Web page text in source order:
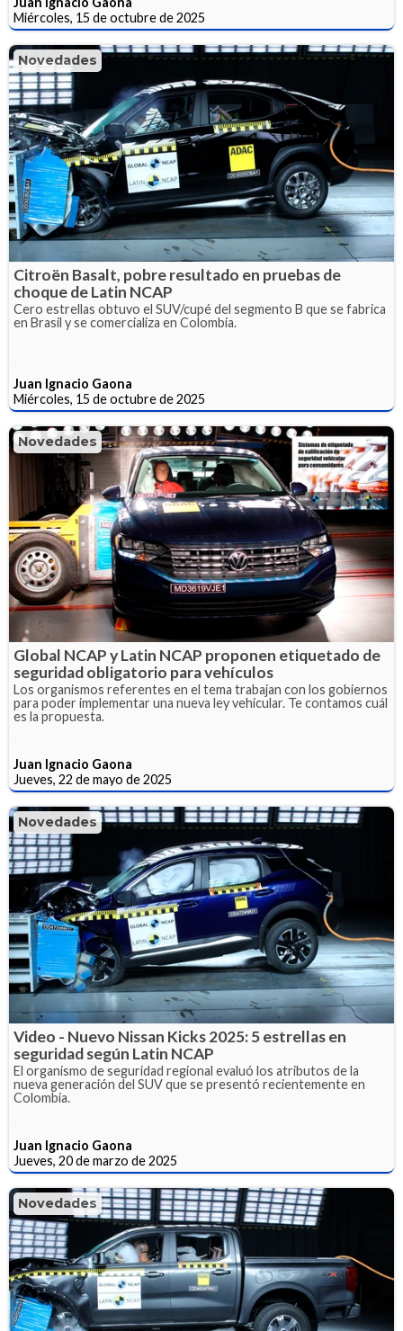
Miércoles, 15 de octubre de 2025
Novedades
Citroën Basalt, pobre resultado en pruebas de
choque de Latin NCAP
Cero estrellas obtuvo el SUV/cupé del segmento B que se fabrica
en Brasil y se comercializa en Colombia.
Juan Ignacio Gaona
Miércoles, 15 de octubre de 2025
Novedades
Global NCAP y Latin NCAP proponen etiquetado de
seguridad obligatorio para vehículos
Los organismos referentes en el tema trabajan con los gobiernos
para poder implementar una nueva ley vehicular. Te contamos cuál
es la propuesta.
Juan Ignacio Gaona
Jueves, 22 de mayo de 2025
Novedades
Video - Nuevo Nissan Kicks 2025: 5 estrellas en
seguridad según Latin NCAP
El organismo de seguridad regional evaluó los atributos de la
nueva generación del SUV que se presentó recientemente en
Colombia.
Juan Ignacio Gaona
Jueves, 20 de marzo de 2025
Novedades